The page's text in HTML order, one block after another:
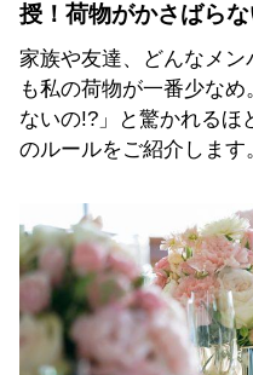
授！荷物がかさばら
家族や友達、どんなメ
も私の荷物が一番少な
ないの!?」と驚かれるほ
のルールをご紹介します